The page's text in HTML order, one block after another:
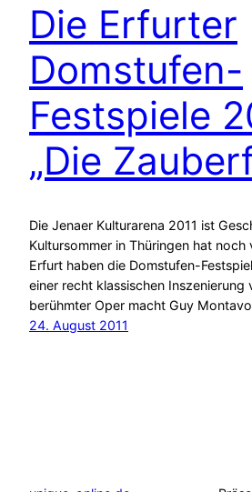
Die Erfurter
Domstufen-
Festspiele
„Die
Die Jenaer Kulturarena 2011 ist
Kultursommer in Thüringen hat noch
Erfurt haben die Domstufen-
einer recht klassischen Inszenierung
berühmter Oper macht Guy
24. August 2011